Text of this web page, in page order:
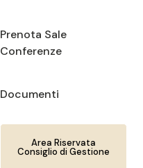
Prenota Sale
Conferenze
Documenti
Area Riservata
Consiglio di Gestione